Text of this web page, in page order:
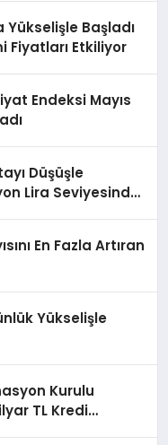
Yükselişle Başladı
Fiyatları Etkiliyor
Endeksi Mayıs
Düşüşle
Lira Seviyesinde
En Fazla Artıran
Yükselişle
Kurulu
TL Kredi